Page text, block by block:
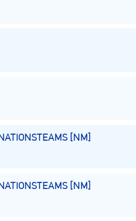
[NM]
[NM]